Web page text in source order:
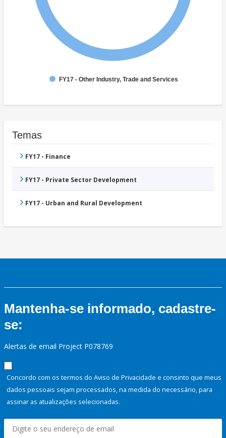
FY17 - Other Industry, Trade and Services
Temas
FY17 - Finance
FY17 - Private Sector Development
FY17 - Urban and Rural Development
Mantenha-se informado, cadastre-
se:
Alertas de email Project P078769
Concordo com os termos do Aviso de Privacidade e consinto que meus
dados pessoais sejam processados, na medida do necessário, para
assinar as atualizações selecionadas.